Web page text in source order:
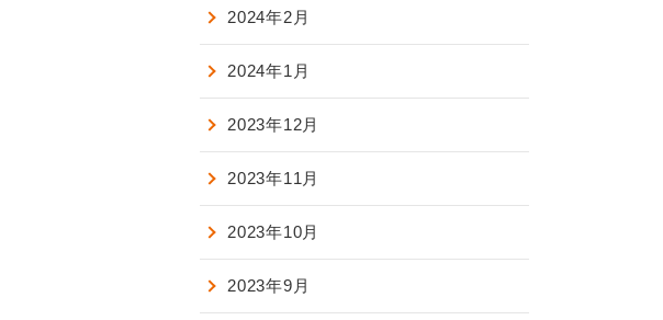
2024年2月
2024年1月
2023年12月
2023年11月
2023年10月
2023年9月